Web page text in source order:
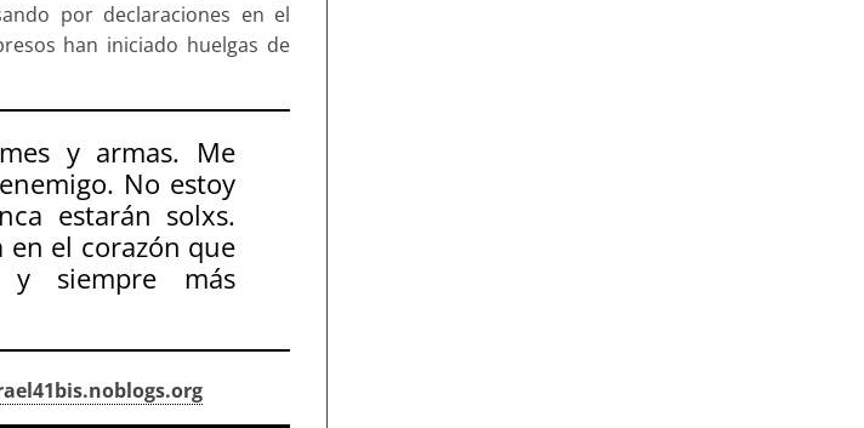
por declaraciones en el
han iniciado huelgas de
y armas. Me
No estoy
estarán solxs.
en el corazón que
siempre más